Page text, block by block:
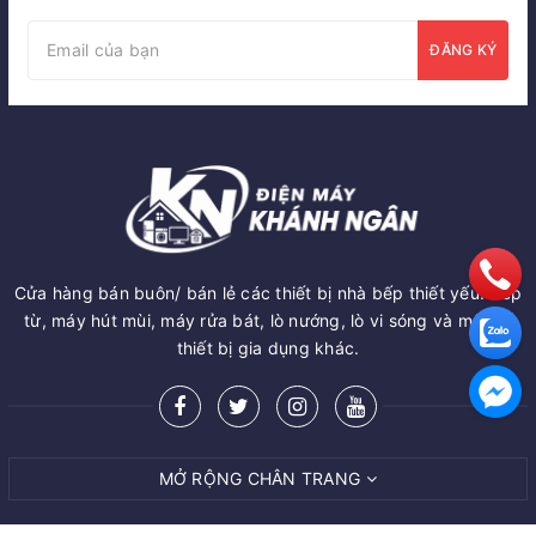
ĐĂNG KÝ
Cửa hàng bán buôn/ bán lẻ các thiết bị nhà bếp thiết yếu: Bếp
từ, máy hút mùi, máy rửa bát, lò nướng, lò vi sóng và một số
thiết bị gia dụng khác.
MỞ RỘNG CHÂN TRANG